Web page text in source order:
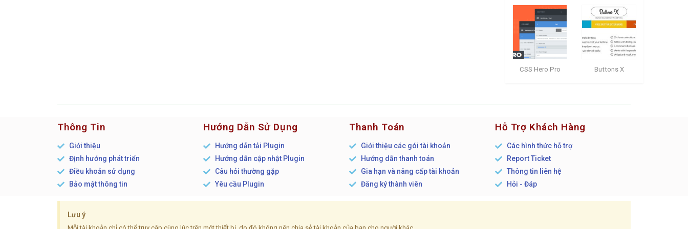
CSS Hero Pro Buttons X
Thông Tin
Giới thiệu
Định hướng phát triển
Điều khoản sử dụng
Bảo mật thông tin
Hướng Dẫn Sử Dụng
Hướng dẫn tải Plugin
Hướng dẫn cập nhật Plugin
Câu hỏi thường gặp
Yêu cầu Plugin
Thanh Toán
Giới thiệu các gói tài khoản
Hướng dẫn thanh toán
Gia hạn và nâng cấp tài khoản
Đăng ký thành viên
Hỗ Trợ Khách Hàng
Các hình thức hỗ trợ
Report Ticket
Thông tin liên hệ
Hỏi - Đáp
Lưu ý